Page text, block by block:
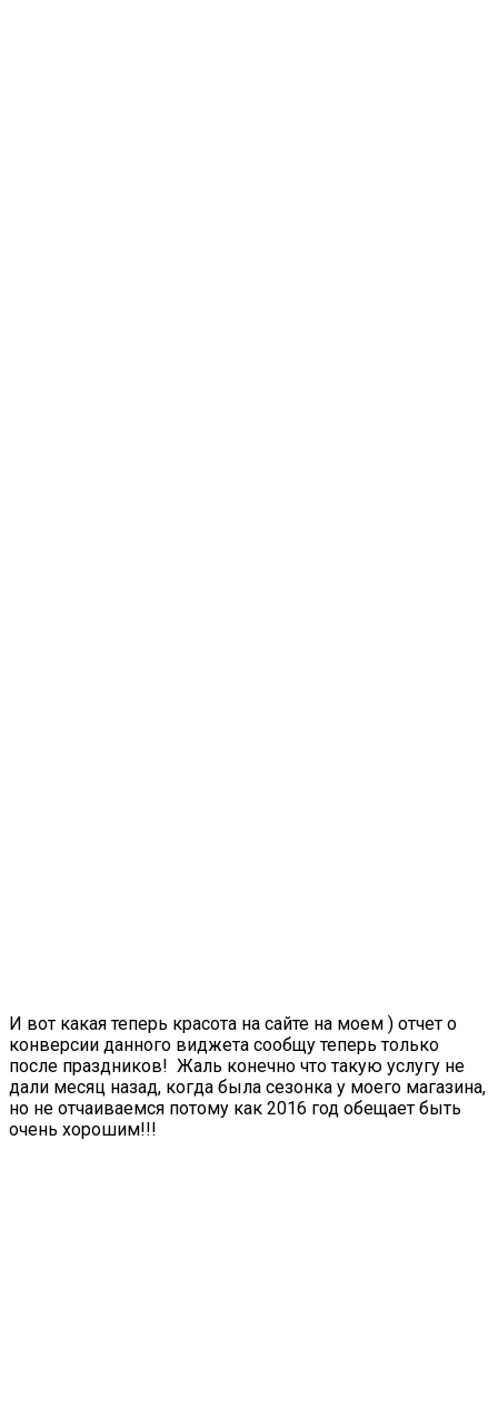
И вот какая теперь красота на сайте на моем ) отчет о
конверсии данного виджета сообщу теперь только
после праздников! Жаль конечно что такую услугу не
дали месяц назад, когда была сезонка у моего магазина,
но не отчаиваемся потому как 2016 год обещает быть
очень хорошим!!!